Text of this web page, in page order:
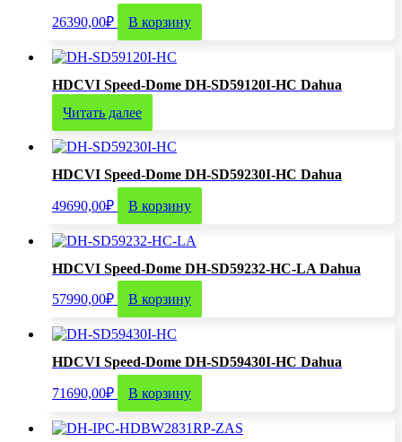
26390,00₽ В корзину
HDCVI Speed-Dome DH-SD59120I-HC Dahua
Читать далее
HDCVI Speed-Dome DH-SD59230I-HC Dahua
49690,00₽ В корзину
HDCVI Speed-Dome DH-SD59232-HC-LA Dahua
57990,00₽ В корзину
HDCVI Speed-Dome DH-SD59430I-HC Dahua
71690,00₽ В корзину